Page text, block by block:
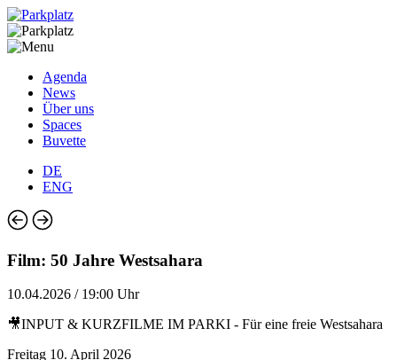
Agenda
News
Über uns
Spaces
Buvette
DE
ENG
Film: 50 Jahre Westsahara
10.04.2026 / 19:00 Uhr
🎥INPUT & KURZFILME IM PARKI - Für eine freie Westsahara
Freitag 10. April 2026